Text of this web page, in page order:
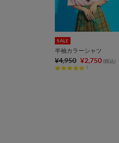
SALE
半袖カラーシャツ
¥4,950 ¥2,750 (税込)
1